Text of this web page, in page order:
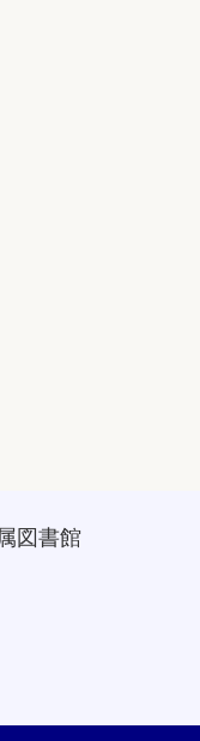
図書館